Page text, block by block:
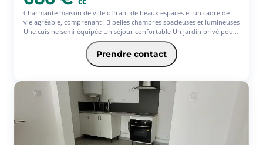
Charmante maison de ville offrant de beaux espaces et un cadre de
vie agréable, comprenant : 3 belles chambres spacieuses et lumineuses
Une cuisine semi-équipée Un séjour confortable Un jardin privé pour
profiter de l'extérieur Un garage pour stationner en toute sécurité
Une cave pratique pour du rangement supplémentaire Loyer 676
EUROS + 10 euros pour la taxe sur les ordures ménagères. - Les
informations sur les risques auxquels ce bien est exposé sont
Prendre contact